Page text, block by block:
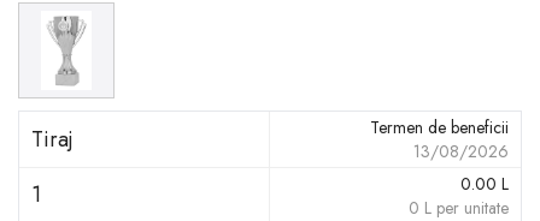
022 000 365
Tiraj
Termen de beneficii
13/08/2026
1 0.00 L
0 L per unitate